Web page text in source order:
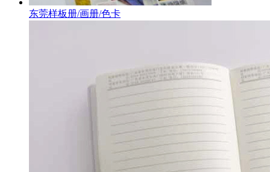
东莞样板册/画册/色卡